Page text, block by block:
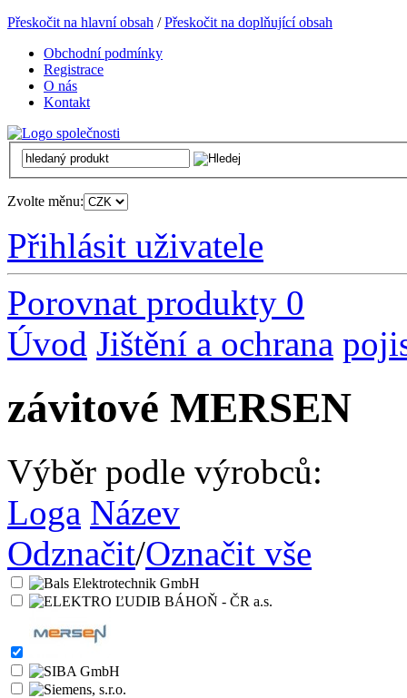
Přeskočit na hlavní obsah /Přeskočit na doplňující obsah
Obchodní podmínky
Registrace
O nás
Kontakt
Zvolte měnu:
Přihlásit uživatele
Porovnat produkty 0
Úvod Jištění a ochrana
závitové MERSEN
Výběr podle výrobců:
Loga Název
Odznačit/Označit vše